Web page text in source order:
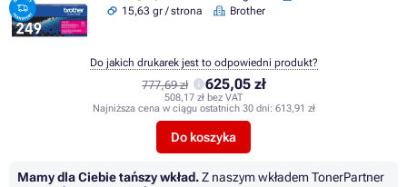
15,63 gr / strona
Brother
777,69 zł 625,05 zł
508,17 zł bez VAT
Najniższa cena w ciągu ostatnich 30 dni: 613,91 zł
Do koszyka
Do jakich drukarek jest to odpowiedni produkt?
Mamy dla Ciebie tańszy wkład.Z naszym wkładem TonerPartner